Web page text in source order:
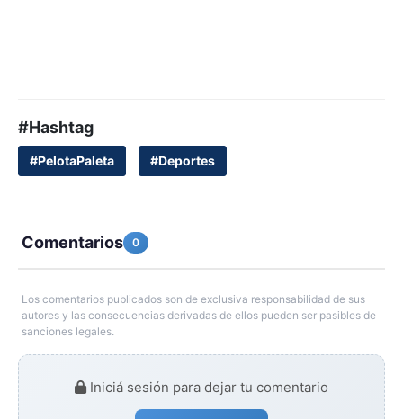
#Hashtag
#PelotaPaleta #Deportes
Comentarios 0
Los comentarios publicados son de exclusiva responsabilidad de sus
autores y las consecuencias derivadas de ellos pueden ser pasibles de
sanciones legales.
Iniciá sesión para dejar tu comentario